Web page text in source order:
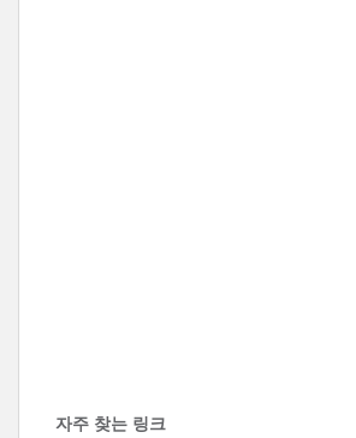
자주 찾는 링크